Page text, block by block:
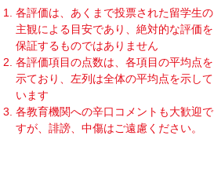
各評価は、あくまで投票された留学生の
主観による目安であり、絶対的な評価を
保証するものではありません
各評価項目の点数は、各項目の平均点を
示ており、左列は全体の平均点を示して
います
各教育機関への辛口コメントも大歓迎で
すが、誹謗、中傷はご遠慮ください。